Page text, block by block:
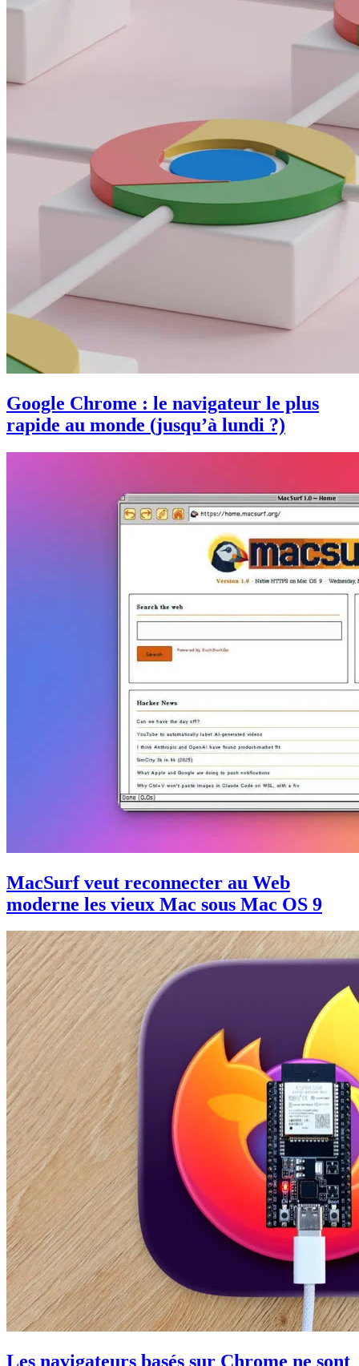
Google Chrome : le navigateur le plus
rapide au monde (jusqu’à lundi ?)
MacSurf veut reconnecter au Web
moderne les vieux Mac sous Mac OS 9
Les navigateurs basés sur Chrome ne sont